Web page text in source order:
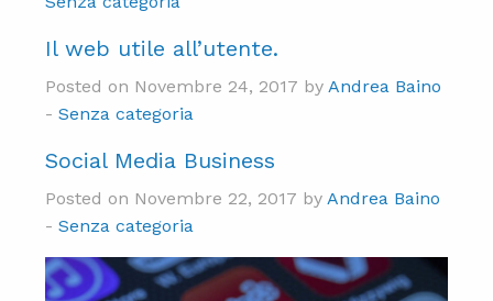
Il web utile all’utente.
Posted on Novembre 24, 2017 byAndrea Baino
-Senza categoria
Social Media Business
Posted on Novembre 22, 2017 byAndrea Baino
-Senza categoria